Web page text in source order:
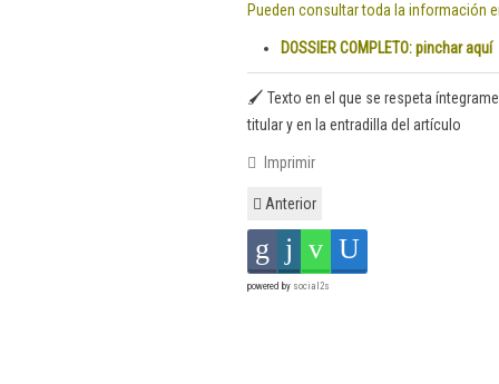
Pueden consultar toda la información
DOSSIER COMPLETO: pinchar aquí
🖌️ Texto en el que se respeta
titular y en la entradilla del artículo
Imprimir
Anterior
powered by social2s